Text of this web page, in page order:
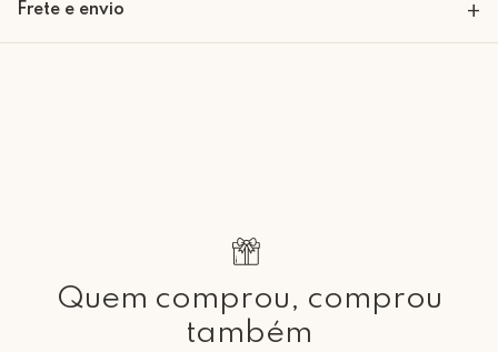
Frete e envio +
Rua Regente Feijó, 1048 - Piracicaba Atendimento: Segunda a Sexta-
Quem comprou, comprou
também